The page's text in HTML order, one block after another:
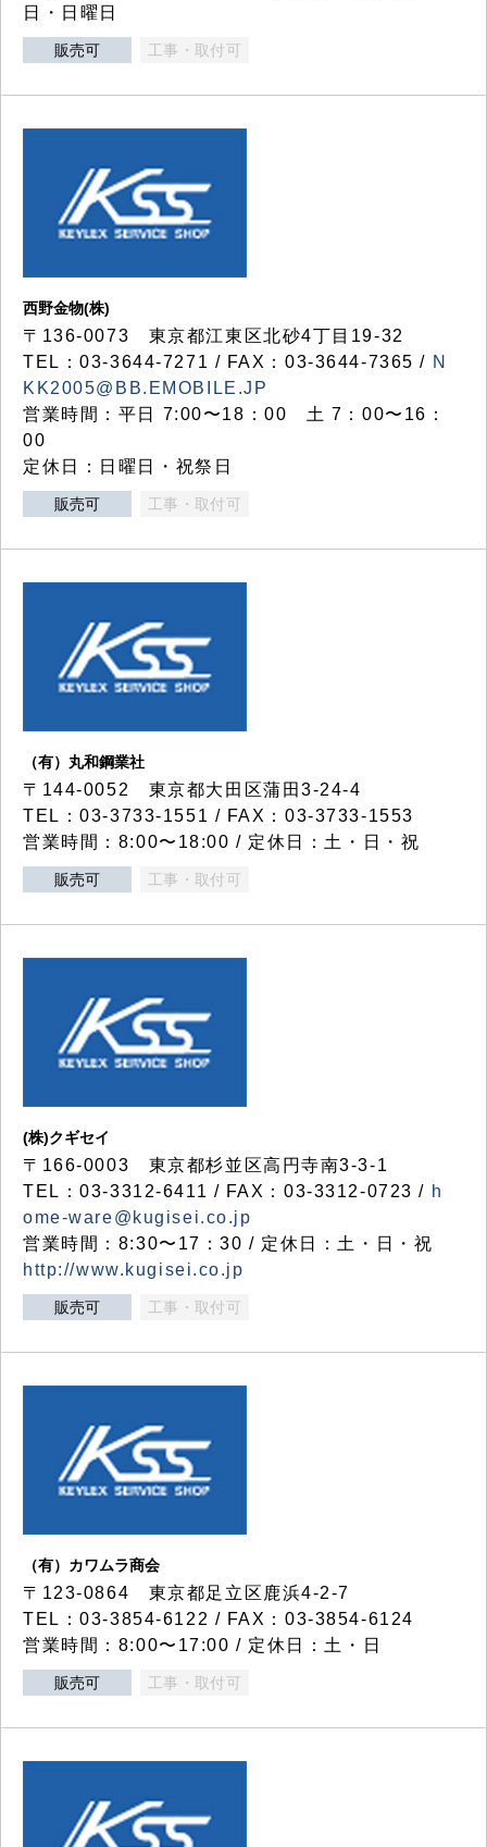
日・日曜日
販売可 工事・取付可
西野金物(株)
〒136-0073 東京都江東区北砂4丁目19-32
TEL：03‐3644‐7271 / FAX：03-3644-7365 / N
KK2005@BB.EMOBILE.JP
営業時間：平日 7:00〜18：00 土 7：00〜16：
00
定休日：日曜日・祝祭日
販売可 工事・取付可
（有）丸和鋼業社
〒144-0052 東京都大田区蒲田3-24-4
TEL：03-3733-1551 / FAX：03-3733-1553
営業時間：8:00〜18:00 / 定休日：土・日・祝
販売可 工事・取付可
(株)クギセイ
〒166-0003 東京都杉並区高円寺南3-3-1
TEL：03-3312-6411 / FAX：03-3312-0723 / h
ome-ware@kugisei.co.jp
営業時間：8:30〜17：30 / 定休日：土・日・祝
http://www.kugisei.co.jp
販売可 工事・取付可
（有）カワムラ商会
〒123-0864 東京都足立区鹿浜4-2-7
TEL：03-3854-6122 / FAX：03-3854-6124
営業時間：8:00〜17:00 / 定休日：土・日
販売可 工事・取付可